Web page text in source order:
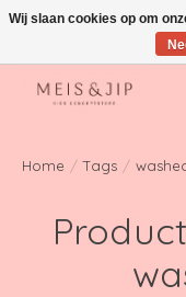
Gratis verzending in NL
Home / Tags /
Wij slaan cookies op om